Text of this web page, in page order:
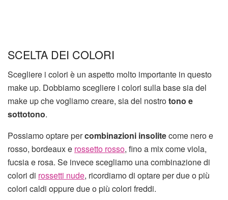
SCELTA DEI COLORI
Scegliere i colori è un aspetto molto importante in questo
make up. Dobbiamo scegliere i colori sulla base sia del
make up che vogliamo creare, sia del nostrotono e
sottotono.
Possiamo optare percombinazioni insolitecome nero e
rosso, bordeaux e rossetto rosso, fino a mix come viola,
fucsia e rosa. Se invece scegliamo una combinazione di
colori di rossetti nude, ricordiamo di optare per due o più
colori caldi oppure due o più colori freddi.